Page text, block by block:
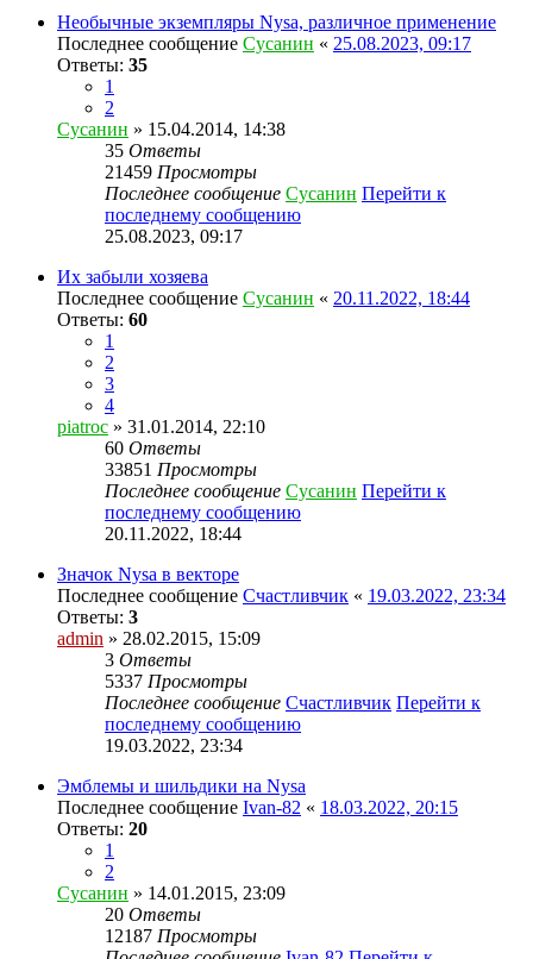
Необычные экземпляры Nysa, различное применение
Последнее сообщение Сусанин « 25.08.2023, 09:17
Ответы: 35
1
2
Сусанин » 15.04.2014, 14:38
35 Ответы
21459 Просмотры
Последнее сообщение Сусанин Перейти к
последнему сообщению
25.08.2023, 09:17
Их забыли хозяева
Последнее сообщение Сусанин « 20.11.2022, 18:44
Ответы: 60
1
2
3
4
piatroc » 31.01.2014, 22:10
60 Ответы
33851 Просмотры
Последнее сообщение Сусанин Перейти к
последнему сообщению
20.11.2022, 18:44
Значок Nysa в векторе
Последнее сообщение Счастливчик « 19.03.2022, 23:34
Ответы: 3
admin » 28.02.2015, 15:09
3 Ответы
5337 Просмотры
Последнее сообщение Счастливчик Перейти к
последнему сообщению
19.03.2022, 23:34
Эмблемы и шильдики на Nysa
Последнее сообщение Ivan-82 « 18.03.2022, 20:15
Ответы: 20
1
2
Сусанин » 14.01.2015, 23:09
20 Ответы
12187 Просмотры